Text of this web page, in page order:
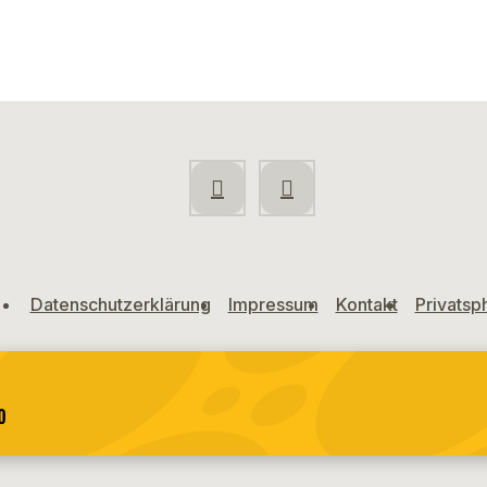
Datenschutzerklärung Impressum Kontakt